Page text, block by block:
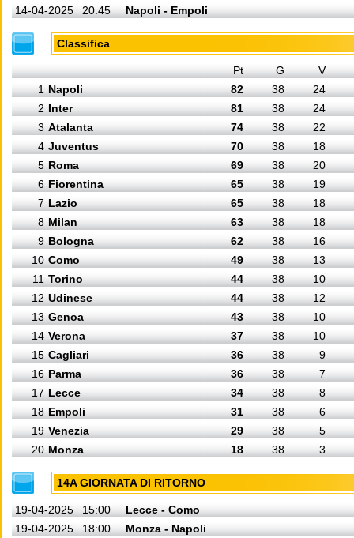
14-04-2025
20:45 Napoli - Empoli
Classifica
Pt G
V
1 Napoli 82 38
24
2 Inter 81 38
24
3 Atalanta 74 38
22
4 Juventus 70 38
18
5 Roma 69 38
20
6 Fiorentina 65 38
19
7 Lazio 65 38
18
8 Milan 63 38
18
9 Bologna 62 38
16
10 Como 49 38
13
11 Torino 44 38
10
12 Udinese 44 38
12
13 Genoa 43 38
10
14 Verona 37 38
10
15 Cagliari 36 38
9
16 Parma 36 38
7
17 Lecce 34 38
8
18 Empoli 31 38
6
19 Venezia 29 38
5
20 Monza 18 38 3
14A GIORNATA DI RITORNO
19-04-2025 15:00
Lecce - Como
19-04-2025
18:00 Monza - Napoli